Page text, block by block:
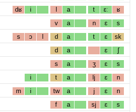
dʁ i l a t ɛː ʁ
v a n ɛ s
s ɔ l d a t ɛ sk
d a ɛ ʃ
s a ʒ ɛ s
i t a lj ɛ n
m i tw a j ɛ n
f a sj ɛ s